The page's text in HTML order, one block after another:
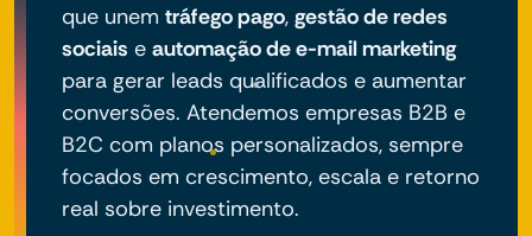
que unem tráfego pago, gestão de redes
sociais e automação de e-mail marketing
para gerar leads qualificados e aumentar
conversões. Atendemos empresas B2B e
B2C com planos personalizados, sempre
focados em crescimento, escala e retorno
real sobre investimento.